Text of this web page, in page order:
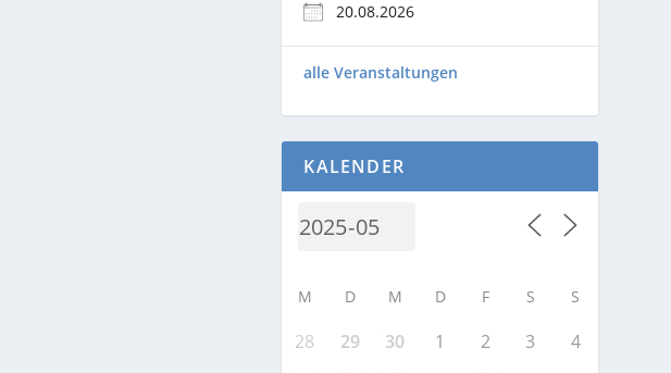
20.08.2026
alle Veranstaltungen
KALENDER
M D M D F S S
28 29 30 1 2 3
4